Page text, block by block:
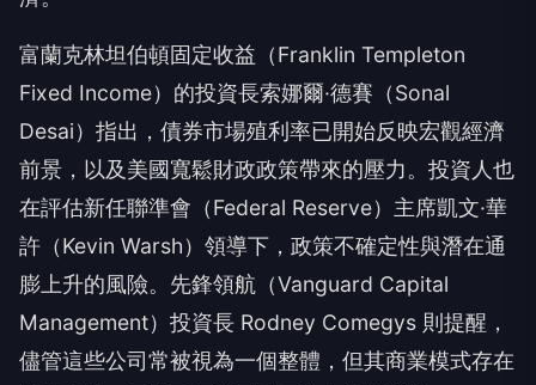
富蘭克林坦伯頓固定收益（Franklin Templeton
Fixed Income）的投資長索娜爾·德賽（Sonal
Desai）指出，債券市場殖利率已開始反映宏觀經濟
前景，以及美國寬鬆財政政策帶來的壓力。投資人也
在評估新任聯準會（Federal Reserve）主席凱文·華
許（Kevin Warsh）領導下，政策不確定性與潛在通
膨上升的風險。先鋒領航（Vanguard Capital
Management）投資長 Rodney Comegys 則提醒，
儘管這些公司常被視為一個整體，但其商業模式存在